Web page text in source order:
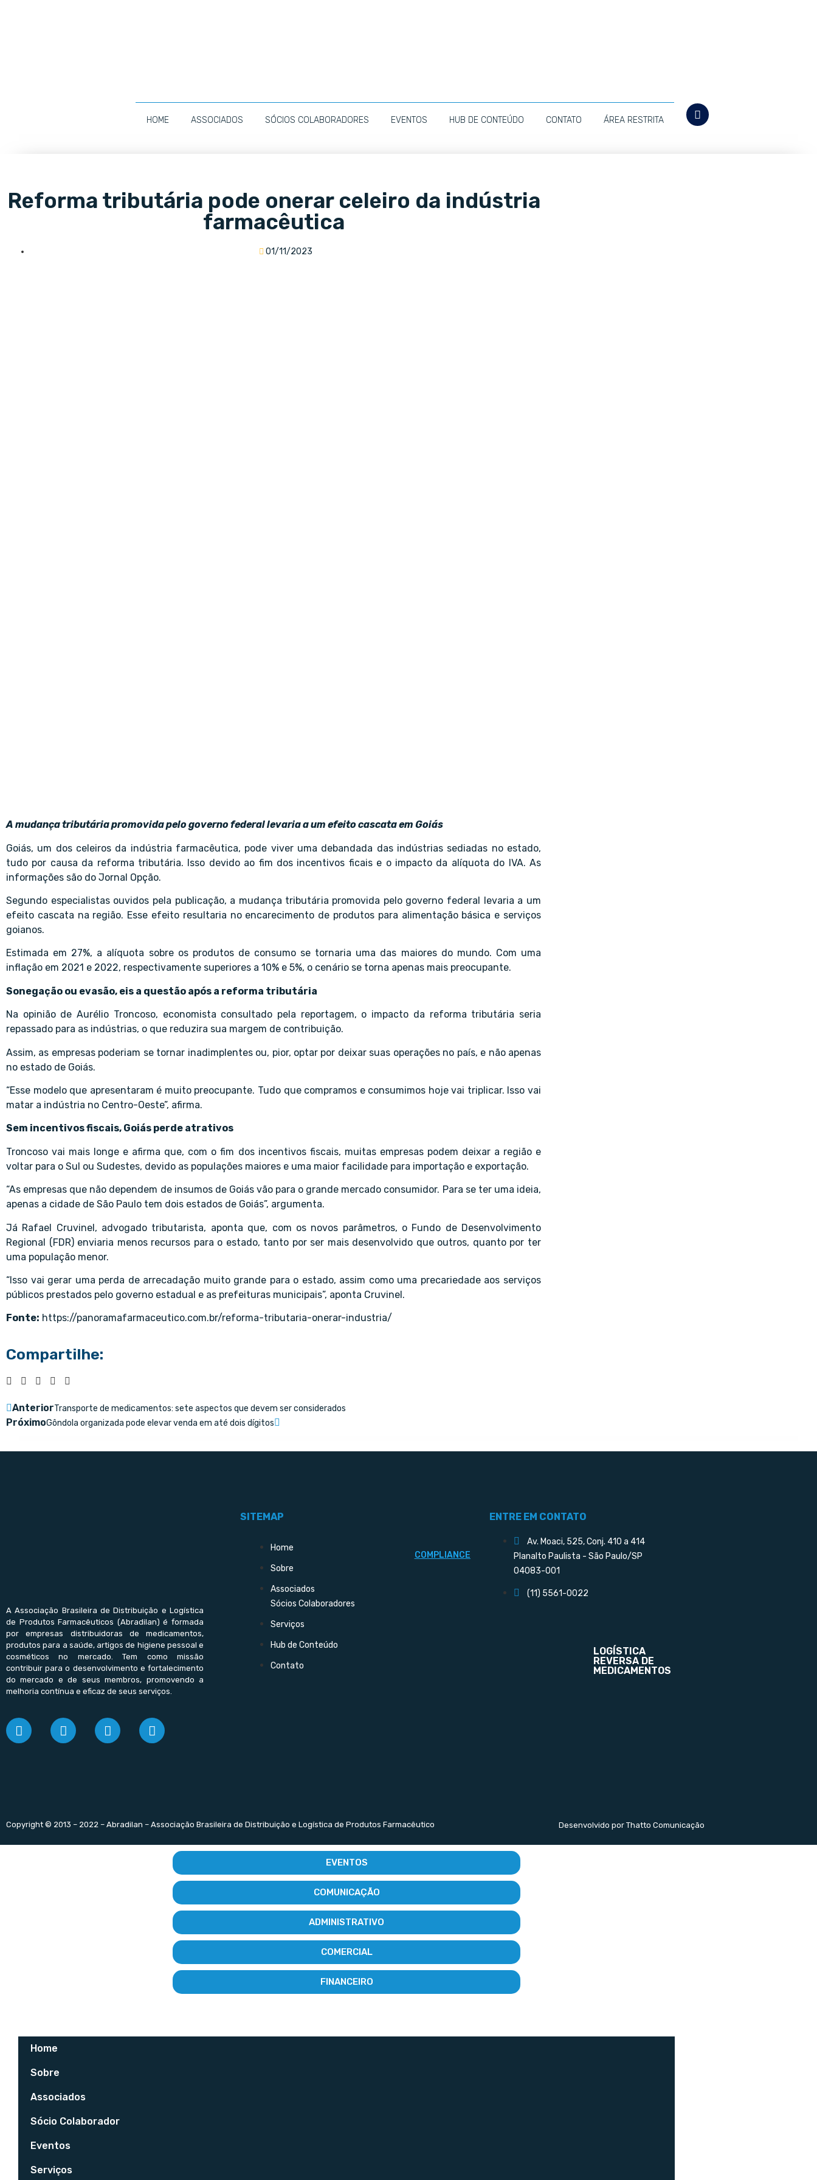
HOME ASSOCIADOS SÓCIOS COLABORADORES EVENTOS HUB DE CONTEÚDO CONTATO ÁREA RESTRITA
Reforma tributária pode onerar celeiro da indústria
farmacêutica
01/11/2023
A mudança tributária promovida pelo governo federal levaria a um efeito cascata em Goiás
Goiás, um dos celeiros da indústria farmacêutica, pode viver uma debandada das indústrias sediadas no estado,
tudo por causa da reforma tributária. Isso devido ao fim dos incentivos ficais e o impacto da alíquota do IVA. As
informações são do Jornal Opção.
Segundo especialistas ouvidos pela publicação, a mudança tributária promovida pelo governo federal levaria a um
efeito cascata na região. Esse efeito resultaria no encarecimento de produtos para alimentação básica e serviços
goianos.
Estimada em 27%, a alíquota sobre os produtos de consumo se tornaria uma das maiores do mundo. Com uma
inflação em 2021 e 2022, respectivamente superiores a 10% e 5%, o cenário se torna apenas mais preocupante.
Sonegação ou evasão, eis a questão após a reforma tributária
Na opinião de Aurélio Troncoso, economista consultado pela reportagem, o impacto da reforma tributária seria
repassado para as indústrias, o que reduzira sua margem de contribuição.
Assim, as empresas poderiam se tornar inadimplentes ou, pior, optar por deixar suas operações no país, e não apenas
no estado de Goiás.
“Esse modelo que apresentaram é muito preocupante. Tudo que compramos e consumimos hoje vai triplicar. Isso vai
matar a indústria no Centro-Oeste”, afirma.
Sem incentivos fiscais, Goiás perde atrativos
Troncoso vai mais longe e afirma que, com o fim dos incentivos fiscais, muitas empresas podem deixar a região e
voltar para o Sul ou Sudestes, devido as populações maiores e uma maior facilidade para importação e exportação.
“As empresas que não dependem de insumos de Goiás vão para o grande mercado consumidor. Para se ter uma ideia,
apenas a cidade de São Paulo tem dois estados de Goiás”, argumenta.
Já Rafael Cruvinel, advogado tributarista, aponta que, com os novos parâmetros, o Fundo de Desenvolvimento
Regional (FDR) enviaria menos recursos para o estado, tanto por ser mais desenvolvido que outros, quanto por ter
uma população menor.
“Isso vai gerar uma perda de arrecadação muito grande para o estado, assim como uma precariedade aos serviços
públicos prestados pelo governo estadual e as prefeituras municipais”, aponta Cruvinel.
Fonte: https://panoramafarmaceutico.com.br/reforma-tributaria-onerar-industria/
Compartilhe:
AnteriorTransporte de medicamentos: sete aspectos que devem ser considerados
PróximoGôndola organizada pode elevar venda em até dois dígitos
A Associação Brasileira de Distribuição e Logística
de Produtos Farmacêuticos (Abradilan) é formada
por empresas distribuidoras de medicamentos,
produtos para a saúde, artigos de higiene pessoal e
cosméticos no mercado. Tem como missão
contribuir para o desenvolvimento e fortalecimento
do mercado e de seus membros, promovendo a
melhoria contínua e eficaz de seus serviços.
SITEMAP
Home
Sobre
Associados
Sócios Colaboradores
Serviços
Hub de Conteúdo
Contato
COMPLIANCE
ENTRE EM CONTATO
Av. Moaci, 525, Conj. 410 a 414
Planalto Paulista - São Paulo/SP
04083-001
(11) 5561-0022
LOGÍSTICA
REVERSA DE
MEDICAMENTOS
Copyright © 2013 – 2022 – Abradilan – Associação Brasileira de Distribuição e Logística de Produtos Farmacêutico Desenvolvido por Thatto Comunicação
EVENTOS
COMUNICAÇÃO
ADMINISTRATIVO
COMERCIAL
FINANCEIRO
Home
Sobre
Associados
Sócio Colaborador
Eventos
Serviços